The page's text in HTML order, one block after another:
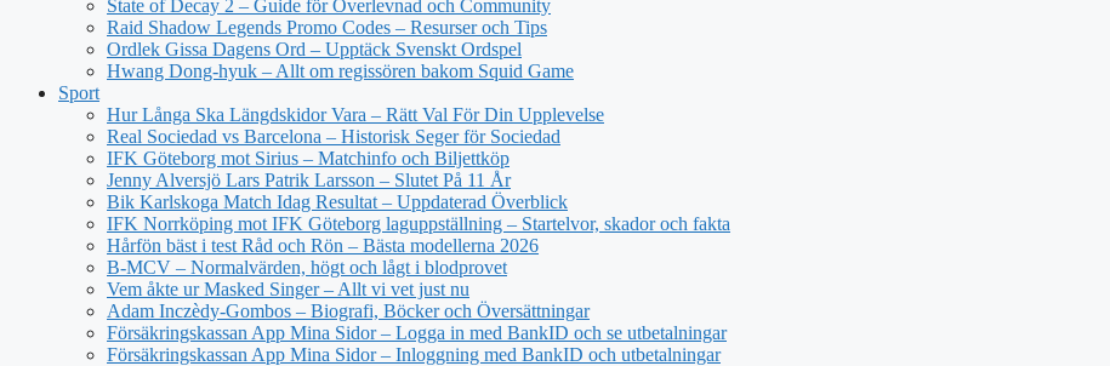
State of Decay 2 – Guide för Överlevnad och Community
Raid Shadow Legends Promo Codes – Resurser och Tips
Ordlek Gissa Dagens Ord – Upptäck Svenskt Ordspel
Hwang Dong-hyuk – Allt om regissören bakom Squid Game
Sport
Hur Långa Ska Längdskidor Vara – Rätt Val För Din Upplevelse
Real Sociedad vs Barcelona – Historisk Seger för Sociedad
IFK Göteborg mot Sirius – Matchinfo och Biljettköp
Jenny Alversjö Lars Patrik Larsson – Slutet På 11 År
Bik Karlskoga Match Idag Resultat – Uppdaterad Överblick
IFK Norrköping mot IFK Göteborg laguppställning – Startelvor, skador och fakta
Hårfön bäst i test Råd och Rön – Bästa modellerna 2026
B-MCV – Normalvärden, högt och lågt i blodprovet
Vem åkte ur Masked Singer – Allt vi vet just nu
Adam Inczèdy-Gombos – Biografi, Böcker och Översättningar
Försäkringskassan App Mina Sidor – Logga in med BankID och se utbetalningar
Försäkringskassan App Mina Sidor – Inloggning med BankID och utbetalningar